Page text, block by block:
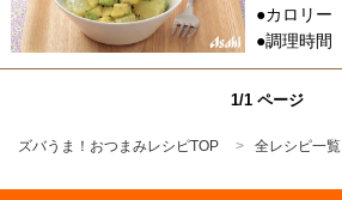
●カロリー
●調理時間
1/1 ページ
ズバうま！おつまみレシピTOP 全レシピ一覧